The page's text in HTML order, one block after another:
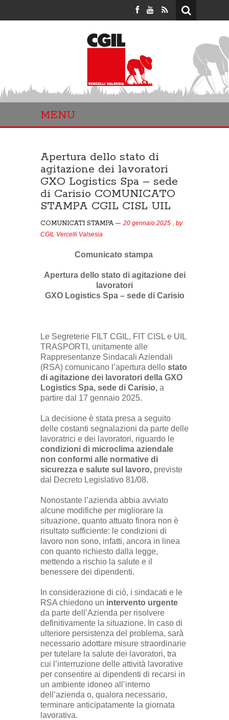
MENU
Apertura dello stato di
agitazione dei lavoratori
GXO Logistics Spa – sede
di Carisio COMUNICATO
STAMPA CGIL CISL UIL
COMUNICATI STAMPA 20 gennaio 2025 , by
CGIL Vercelli Valsesia
Comunicato stampa
Apertura dello stato di agitazione dei
lavoratori
GXO Logistics Spa – sede di Carisio
Le Segreterie FILT CGIL, FIT CISL e UIL
TRASPORTI, unitamente alle
Rappresentanze Sindacali Aziendali
(RSA) comunicano l’apertura dello stato
di agitazione dei lavoratori della GXO
Logistics Spa, sede di Carisio, a
partire dal 17 gennaio 2025.
La decisione è stata presa a seguito
delle costanti segnalazioni da parte delle
lavoratrici e dei lavoratori, riguardo le
condizioni di microclima aziendale
non conformi alle normative di
sicurezza e salute sul lavoro, previste
dal Decreto Legislativo 81/08.
Nonostante l’azienda abbia avviato
alcune modifiche per migliorare la
situazione, quanto attuato finora non è
risultato sufficiente: le condizioni di
lavoro non sono, infatti, ancora in linea
con quanto richiesto dalla legge,
mettendo a rischio la salute e il
benessere dei dipendenti.
In considerazione di ciò, i sindacati e le
RSA chiedono un intervento urgente
da parte dell’Azienda per risolvere
definitivamente la situazione. In caso di
ulteriore persistenza del problema, sarà
necessario adottare misure straordinarie
per tutelare la salute dei lavoratori, tra
cui l’interruzione delle attività lavorative
per consentire ai dipendenti di recarsi in
un ambiente idoneo all’interno
dell’azienda o, qualora necessario,
terminare anticipatamente la giornata
lavorativa.